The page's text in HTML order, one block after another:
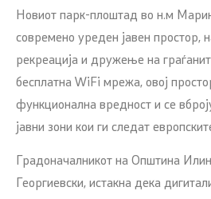
Новиот парк-плоштад во н.м
современо уреден јавен простор,
рекреација и дружење на
бесплатна WiFi мрежа, овој
функционална вредност и се
јавни зони кои ги следат
Градоначалникот на Општина
Георгиевски, истакна дека